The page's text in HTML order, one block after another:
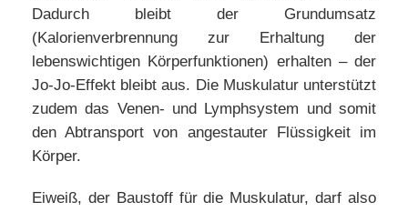
Dadurch bleibt der Grundumsatz
(Kalorienverbrennung zur Erhaltung der
lebenswichtigen Körperfunktionen) erhalten – der
Jo-Jo-Effekt bleibt aus. Die Muskulatur unterstützt
zudem das Venen- und Lymphsystem und somit
den Abtransport von angestauter Flüssigkeit im
Körper.
Eiweiß, der Baustoff für die Muskulatur, darf also